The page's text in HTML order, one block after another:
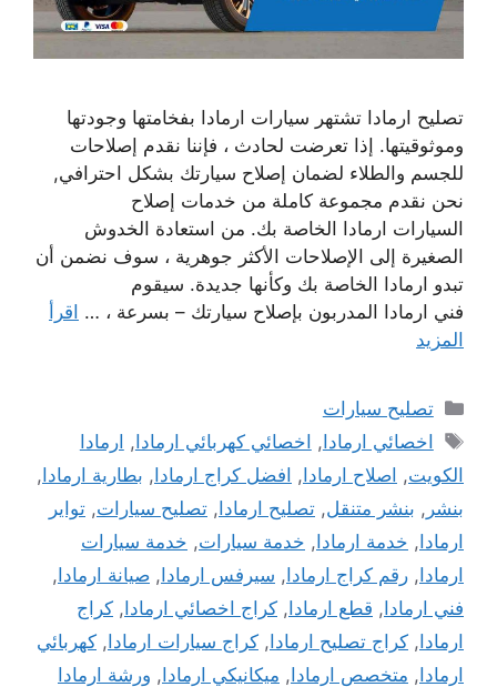
تصليح ارمادا تشتهر سيارات ارمادا بفخامتها وجودتها
وموثوقيتها. إذا تعرضت لحادث ، فإننا نقدم إصلاحات
للجسم والطلاء لضمان إصلاح سيارتك بشكل احترافي,
نحن نقدم مجموعة كاملة من خدمات إصلاح
السيارات ارمادا الخاصة بك. من استعادة الخدوش
الصغيرة إلى الإصلاحات الأكثر جوهرية ، سوف نضمن أن
تبدو ارمادا الخاصة بك وكأنها جديدة. سيقوم
فني ارمادا المدربون بإصلاح سيارتك – بسرعة ، … اقرأ
المزيد
التصنيفات
تصليح سيارات
الوسوم
اخصائي ارمادا, اخصائي كهربائي ارمادا, ارمادا
الكويت, اصلاح ارمادا, افضل كراج ارمادا, بطارية ارمادا,
بنشر , بنشر متنقل, تصليح ارمادا, تصليح سيارات, تواير
ارمادا, خدمة ارمادا, خدمة سيارات, خدمة سيارات
ارمادا, رقم كراج ارمادا, سيرفس ارمادا, صيانة ارمادا,
فني ارمادا, قطع ارمادا, كراج اخصائي ارمادا, كراج
ارمادا, كراج تصليح ارمادا, كراج سيارات ارمادا, كهربائي
ارمادا, متخصص ارمادا, ميكانيكي ارمادا, ورشة ارمادا